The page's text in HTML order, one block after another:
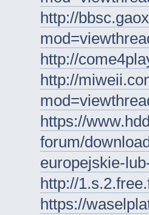
http://
http://
http://
https://
forum/
europejskie-
http://
https://